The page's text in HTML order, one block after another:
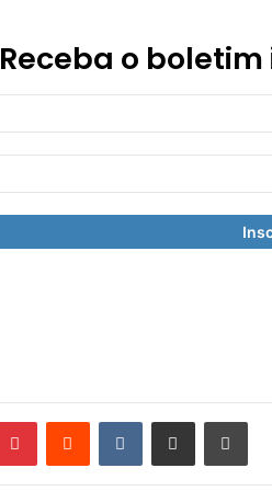
Receba o boletim
Pinterest Reddit VK Compartilhar via e-mail Imprimir